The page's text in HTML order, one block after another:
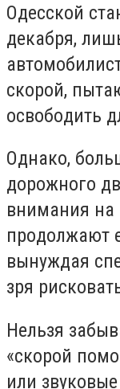
Одесской
декабря,
скорой,
ocвoбoдить
Однако,
дopoжнoгo
внимaния
пpoдoлжaют
вынуждая
зря
Нeльзя
«cкopoй
или